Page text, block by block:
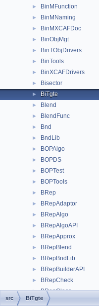
► BinMFunction
► BinMNaming
► BinMXCAFDoc
► BinObjMgt
► BinTObjDrivers
► BinTools
► BinXCAFDrivers
► Bisector
► BiTgte
► Blend
► BlendFunc
► Bnd
► BndLib
► BOPAlgo
► BOPDS
► BOPTest
► BOPTools
► BRep
► BRepAdaptor
► BRepAlgo
► BRepAlgoAPI
► BRepApprox
► BRepBlend
► BRepBndLib
► BRepBuilderAPI
► BRepCheck
► BRepClass
► BRepClass3d
src BiTgte